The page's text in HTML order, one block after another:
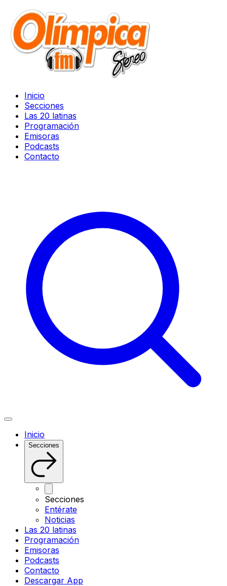
Inicio
Secciones
Las 20 latinas
Programación
Emisoras
Podcasts
Contacto
Inicio
Secciones
Secciones
Entérate
Noticias
Las 20 latinas
Programación
Emisoras
Podcasts
Contacto
Descargar App